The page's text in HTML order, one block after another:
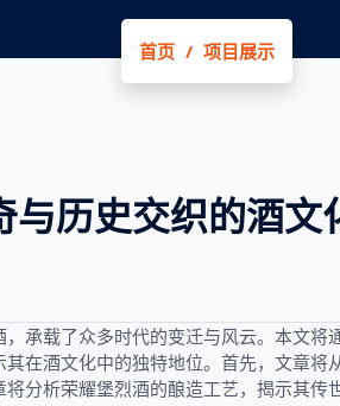
首页 项目展示
历史交织的酒文
承载了众多时代的变迁与风云。本文将
在酒文化中的独特地位。首先，文章将
分析荣耀堡烈酒的酿造工艺，揭示其传